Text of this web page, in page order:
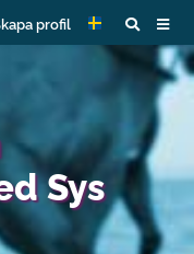
profil
Sys